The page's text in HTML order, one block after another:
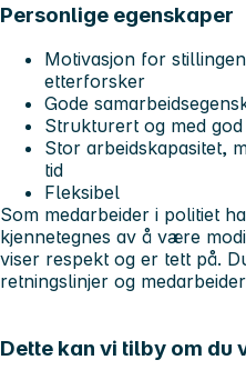
Personlige egenskaper
Motivasjon for
etterforsker
Gode
Strukturert og med
Stor arbeidskapasitet,
tid
Fleksibel
Som medarbeider i politiet
kjennetegnes av å være
viser respekt og er tett på.
retningslinjer og
Dette kan vi tilby om du